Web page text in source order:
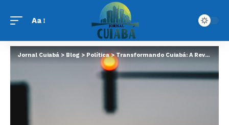
Aa
Jornal Cuiabá > Blog > Política>Transformando Cuiabá: A Revolução da Iluminação Pública com Tecnologia LED